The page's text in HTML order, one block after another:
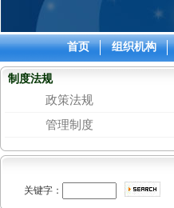
首页 组织机构
制度法规
政策法规
管理制度
关键字：